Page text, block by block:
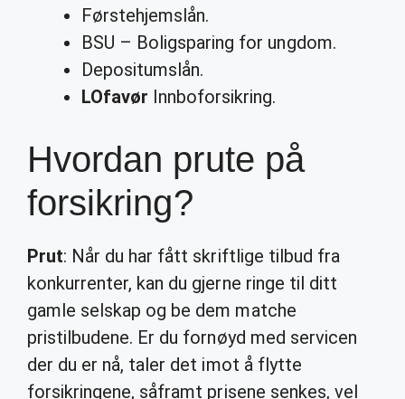
Førstehjemslån.
BSU – Boligsparing for ungdom.
Depositumslån.
LOfavør Innboforsikring.
Hvordan prute på
forsikring?
Prut: Når du har fått skriftlige tilbud fra
konkurrenter, kan du gjerne ringe til ditt
gamle selskap og be dem matche
pristilbudene. Er du fornøyd med servicen
der du er nå, taler det imot å flytte
forsikringene, såframt prisene senkes, vel